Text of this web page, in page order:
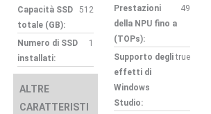
Capacità SSD
totale (GB):
512
Numero di SSD
installati:
1
ALTRE
CARATTERISTI
Prestazioni
della NPU fino a
(TOPs):
49
Supporto degli
effetti di
Windows
Studio:
true